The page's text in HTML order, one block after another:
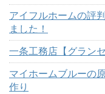
アイフルホームの評
ました！
一条工務店【グラン
マイホームブルーの
作り